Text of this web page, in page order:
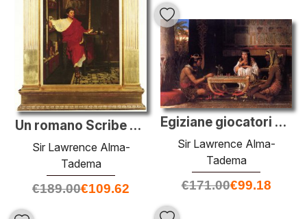
Un romano Scribe Scrittura Dispatches
Sir Lawrence Alma-
Tadema
€189.00€109.62
Egiziane giocatori di scacchi
Sir Lawrence Alma-
Tadema
€171.00€99.18